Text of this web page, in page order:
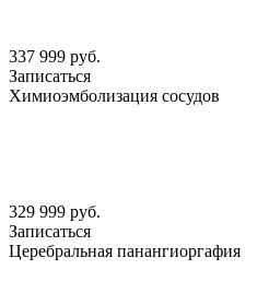
337 999 руб.
Записаться
Химиоэмболизация сосудов
329 999 руб.
Записаться
Церебральная панангиоргафия